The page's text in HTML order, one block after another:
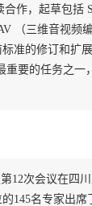
合作，起草包括
（三维音视频
标准的修订和扩
重要的任务之一
12次会议在四
145名专家出